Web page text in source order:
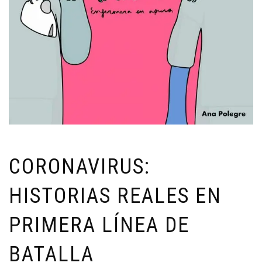
CORONAVIRUS:
HISTORIAS REALES EN
PRIMERA LÍNEA DE
BATALLA